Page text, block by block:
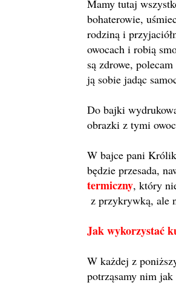
Mamy tutaj
bohaterowie,
rodziną i
owocach i robią
są zdrowe,
ją sobie jadąc
Do bajki
obrazki z tymi
W bajce pani
będzie przesada,
termiczny, który
z przykrywką, ale
Jak wykorzystać
W każdej z
potrząsamy nim